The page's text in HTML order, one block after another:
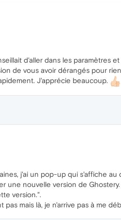
d'aller dans les paramètres
de vous avoir dérangés pour
J'apprécie beaucoup.
j'ai un pop-up qui s'affiche au
une nouvelle version de Ghostery.
version.".
mais là, je n'arrive pas à me